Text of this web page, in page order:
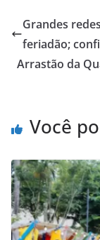
s
A
p
e
b
o
Grandes
feriadão;
Arrastão da
Você